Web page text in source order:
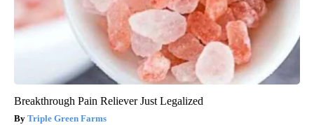
Breakthrough Pain Reliever Just Legalized
Triple Green Farms